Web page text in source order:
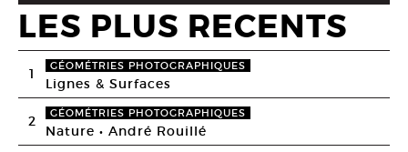
LES PLUS RECENTS
1 GÉOMÉTRIES PHOTOGRAPHIQUES
Lignes & Surfaces
2 GÉOMÉTRIES PHOTOGRAPHIQUES
Nature • André Rouillé